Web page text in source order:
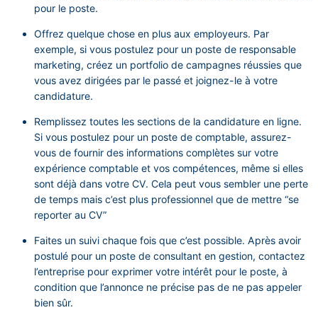
pour le poste.
Offrez quelque chose en plus aux employeurs. Par
exemple, si vous postulez pour un poste de responsable
marketing, créez un portfolio de campagnes réussies que
vous avez dirigées par le passé et joignez-le à votre
candidature.
Remplissez toutes les sections de la candidature en ligne.
Si vous postulez pour un poste de comptable, assurez-
vous de fournir des informations complètes sur votre
expérience comptable et vos compétences, même si elles
sont déjà dans votre CV. Cela peut vous sembler une perte
de temps mais c’est plus professionnel que de mettre “se
reporter au CV”
Faites un suivi chaque fois que c’est possible. Après avoir
postulé pour un poste de consultant en gestion, contactez
l’entreprise pour exprimer votre intérêt pour le poste, à
condition que l’annonce ne précise pas de ne pas appeler
bien sûr.